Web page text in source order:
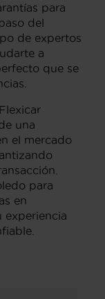
para
del
de expertos
a
que se
una
el mercado
para
en
experiencia